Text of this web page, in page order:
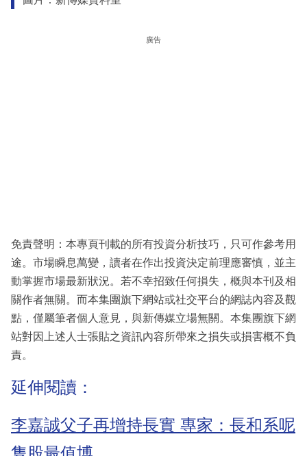
廣告
免責聲明：本專頁刊載的所有投資分析技巧，只可作參考用
途。市場瞬息萬變，讀者在作出投資決定前理應審慎，並主
動掌握市場最新狀況。若不幸招致任何損失，概與本刊及相
關作者無關。而本集團旗下網站或社交平台的網誌內容及觀
點，僅屬筆者個人意見，與新傳媒立場無關。本集團旗下網
站對因上述人士張貼之資訊內容所帶來之損失或損害概不負
責。
延伸閱讀：
李嘉誠父子再增持長實 專家：長和系呢